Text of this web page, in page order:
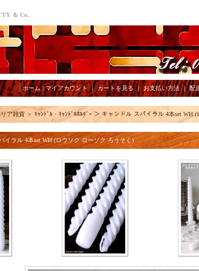
＆ Co.
|ホーム|マイアカウント ｜カートを見る｜ お支払い方法｜配
ア雑貨 ＞ ｷｬﾝﾄﾞﾙ・ｷｬﾝﾄﾞﾙﾎﾙﾀﾞｰ ＞ キャンドル スパイラル 4本set WH
イラル 4本set WH (ロウソク ローソク ろうそく)